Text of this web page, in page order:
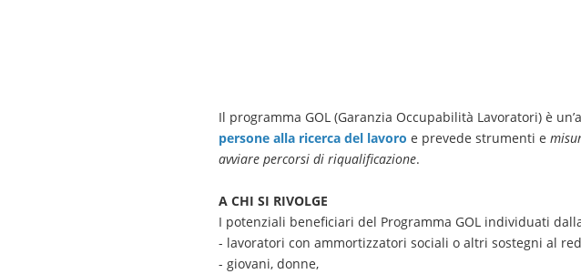
Il programma GOL (Garanzia Occupabilità Lavoratori) è
persone alla ricerca del lavoro e prevede strumenti e
avviare percorsi di riqualificazione.
A CHI SI RIVOLGE
I potenziali beneficiari del Programma GOL individuati
- lavoratori con ammortizzatori sociali o altri sostegni al
- giovani, donne,